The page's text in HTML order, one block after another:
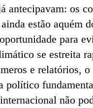
antecipavam: os
estão aquém
para
se estreita
e relatórios,
político
não